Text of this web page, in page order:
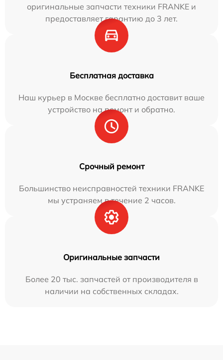
оригинальные запчасти техники FRANKE и
предоставляет гарантию до 3 лет.
Бесплатная доставка
Наш курьер в Москве бесплатно доставит ваше
устройство на ремонт и обратно.
Срочный ремонт
Большинство неисправностей техники FRANKE
мы устраняем в течение 2 часов.
Оригинальные запчасти
Более 20 тыс. запчастей от производителя в
наличии на собственных складах.